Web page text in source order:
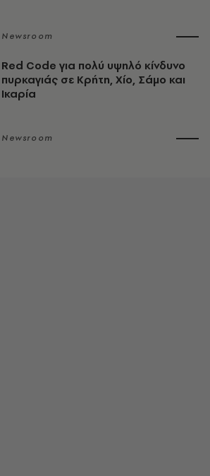
Newsroom
Red Code για πολύ υψηλό κίνδυνο
πυρκαγιάς σε Κρήτη, Χίο, Σάμο και
Ικαρία
Newsroom